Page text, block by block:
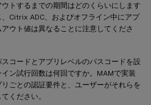
トするまでの期間はどのくらいにします
Citrix ADC、およびオフライン中にアプ
ウト値は異なることに注意してくださ
コードとアプリレベルのパスコードを設
ン試行回数は何回ですか。MAMで実装
ごとの認証要件と、ユーザーがそれらを
ください。